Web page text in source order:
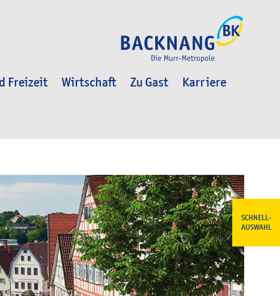
Freizeit Wirtschaft Zu Gast
Karriere
SCHNELL-
AUSWAHL